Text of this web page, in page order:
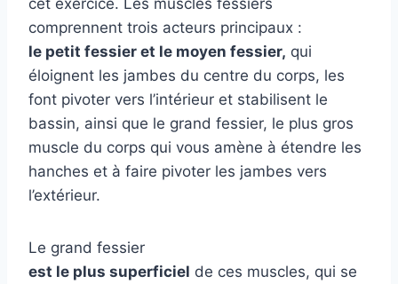
cet exercice. Les muscles fessiers
comprennent trois acteurs principaux :
le petit fessier et le moyen fessier, qui
éloignent les jambes du centre du corps, les
font pivoter vers l’intérieur et stabilisent le
bassin, ainsi que le grand fessier, le plus gros
muscle du corps qui vous amène à étendre les
hanches et à faire pivoter les jambes vers
l’extérieur.
Le grand fessier
est le plus superficiel de ces muscles, qui se